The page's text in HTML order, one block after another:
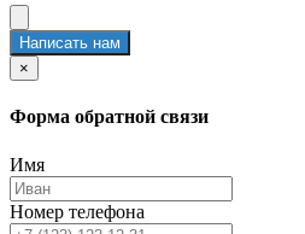
Написать нам
×
Форма обратной связи
Имя
Номер телефона